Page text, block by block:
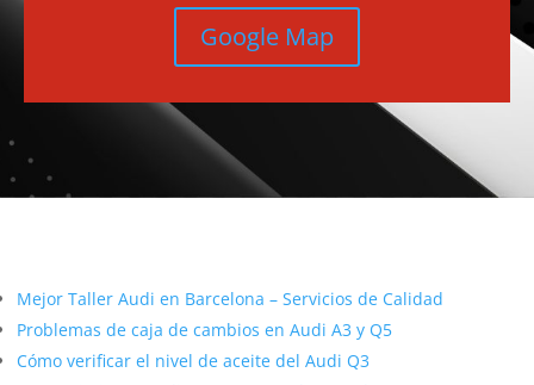
Google Map
Mejor Taller Audi en Barcelona – Servicios de Calidad
Problemas de caja de cambios en Audi A3 y Q5
Cómo verificar el nivel de aceite del Audi Q3